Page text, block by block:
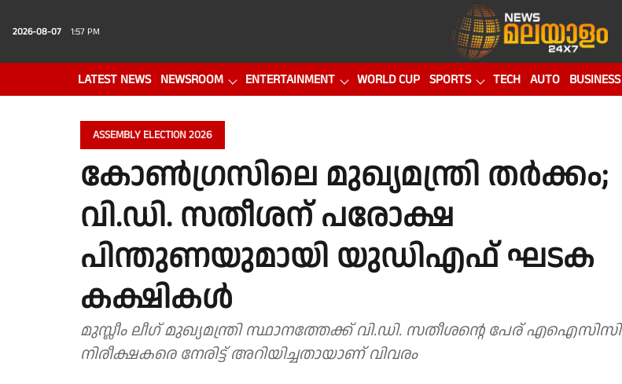
2026-08-07 1:57 PM
LATEST NEWS NEWSROOM ENTERTAINMENT WORLD CUP SPORTS TECH AUTO BUSINESS
ASSEMBLY ELECTION 2026
കോൺഗ്രസിലെ മുഖ്യമന്ത്രി തർക്കം;
വി.ഡി. സതീശന് പരോക്ഷ
പിന്തുണയുമായി യുഡിഎഫ് ഘടക
കക്ഷികൾ
മുസ്ലീം ലീഗ് മുഖ്യമന്ത്രി സ്ഥാനത്തേക്ക് വി.ഡി. സതീശൻ്റെ പേര് എഐസിസി
നിരീക്ഷകരെ നേരിട്ട് അറിയിച്ചതായാണ് വിവരം